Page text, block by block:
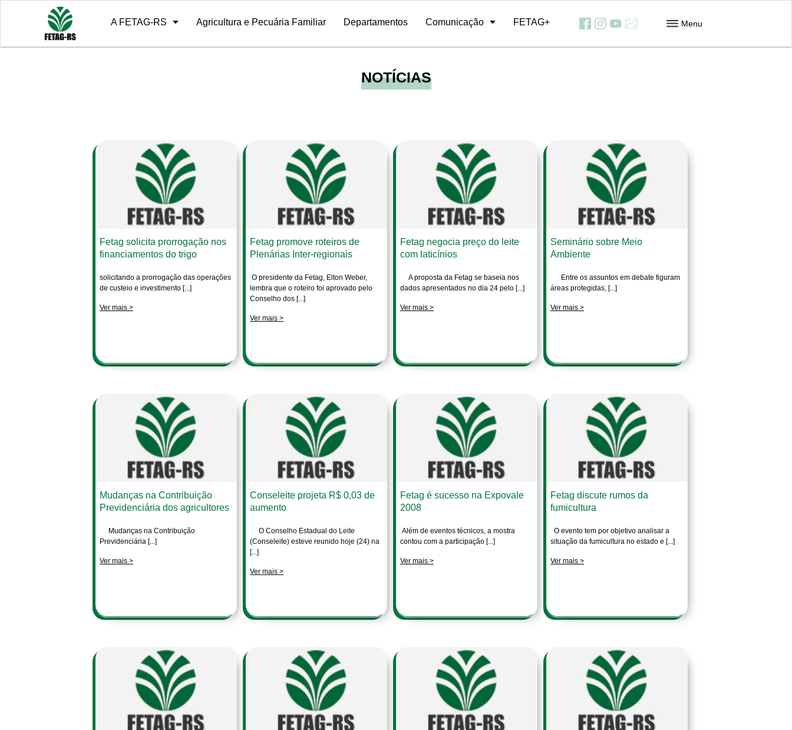
A FETAG-RS
Sobre Diretoria Estrutura História Ex-presidentes Quadro Funcional Regionais
Agricultura e Pecuária Familiar Departamentos Comunicação
10º Grito de Alerta Notícias Relatório de atividades Programa de Rádio Galeria de Fotos Informativos Contato
FETAG+ Menu
NOTÍCIAS
Fetag solicita prorrogação nos
financiamentos do trigo
solicitando a prorrogação das operações
de custeio e investimento [...]
Ver mais >
Fetag promove roteiros de
Plenárias Inter-regionais
O presidente da Fetag, Elton Weber,
lembra que o roteiro foi aprovado pelo
Conselho dos [...]
Ver mais >
Fetag negocia preço do leite
com laticínios
A proposta da Fetag se baseia nos
dados apresentados no dia 24 pelo [...]
Ver mais >
Seminário sobre Meio
Ambiente
Entre os assuntos em debate figuram
áreas protegidas, [...]
Ver mais >
Mudanças na Contribuição
Previdenciária dos agricultores
Mudanças na Contribuição
Previdenciária [...]
Ver mais >
Conseleite projeta R$ 0,03 de
aumento
O Conselho Estadual do Leite
(Conseleite) esteve reunido hoje (24) na
[...]
Ver mais >
Fetag é sucesso na Expovale
2008
Além de eventos técnicos, a mostra
contou com a participação [...]
Ver mais >
Fetag discute rumos da
fumicultura
O evento tem por objetivo analisar a
situação da fumicultura no estado e [...]
Ver mais >